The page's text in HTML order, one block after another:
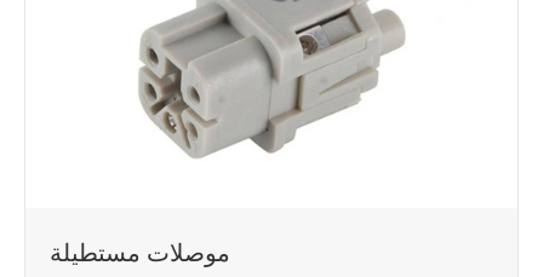
موصلات مستطيلة